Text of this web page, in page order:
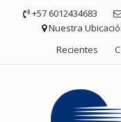
contenido
+57 6012434683
Nuestra
Recientes